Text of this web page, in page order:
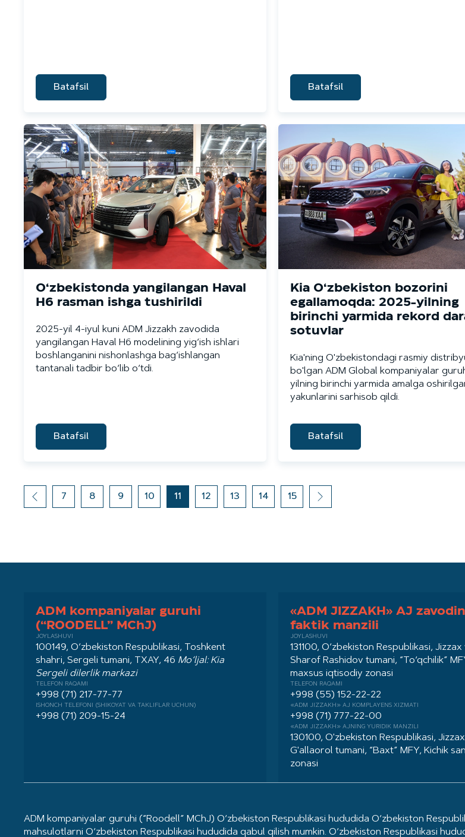
Batafsil Batafsil
O‘zbekistonda yangilangan Haval
H6 rasman ishga tushirildi
2025-yil 4-iyul kuni ADM Jizzakh zavodida
yangilangan Haval H6 modelining yig‘ish ishlari
boshlanganini nishonlashga bag‘ishlangan
tantanali tadbir bo‘lib o‘tdi.
Batafsil
Kia O‘zbekiston bozorini
egallamoqda: 2025-yilning
birinchi yarmida rekord
sotuvlar
Kia'ning O'zbekistondagi rasmiy
bo'lgan ADM Global kompaniyalar
yilning birinchi yarmida amalga
yakunlarini sarhisob qildi.
Batafsil
7 8 9 10 11 12 13 14 15
ADM kompaniyalar guruhi
(“ROODELL” MChJ)
JOYLASHUVI
100149, O‘zbekiston Respublikasi, Toshkent
shahri, Sergeli tumani, TXAY, 46 Mo‘ljal: Kia
Sergeli dilerlik markazi
TELEFON RAQAMI
+998 (71) 217-77-77
ISHONCH TELEFONI (SHIKOYAT VA TAKLIFLAR UCHUN)
+998 (71) 209-15-24
«ADM JIZZAKH» AJ
faktik manzili
JOYLASHUVI
131100, O‘zbekiston Respublikasi,
Sharof Rashidov tumani, “To‘qchilik”
maxsus iqtisodiy zonasi
TELEFON RAQAMI
+998 (55) 152-22-22
«ADM JIZZAKH» AJ KOMPLAYENS XIZMATI
+998 (71) 777-22-00
«ADM JIZZAKH» AJNING YURIDIK MANZILI
130100, O'zbekiston Respublikasi,
G'allaorol tumani, “Baxt” MFY, Kichik
zonasi
ADM kompaniyalar guruhi (“Roodell” MChJ) O‘zbekiston Respublikasi hududida O‘zbekiston
mahsulotlarni O‘zbekiston Respublikasi hududida qabul qilish mumkin. O‘zbekiston Respublikasi